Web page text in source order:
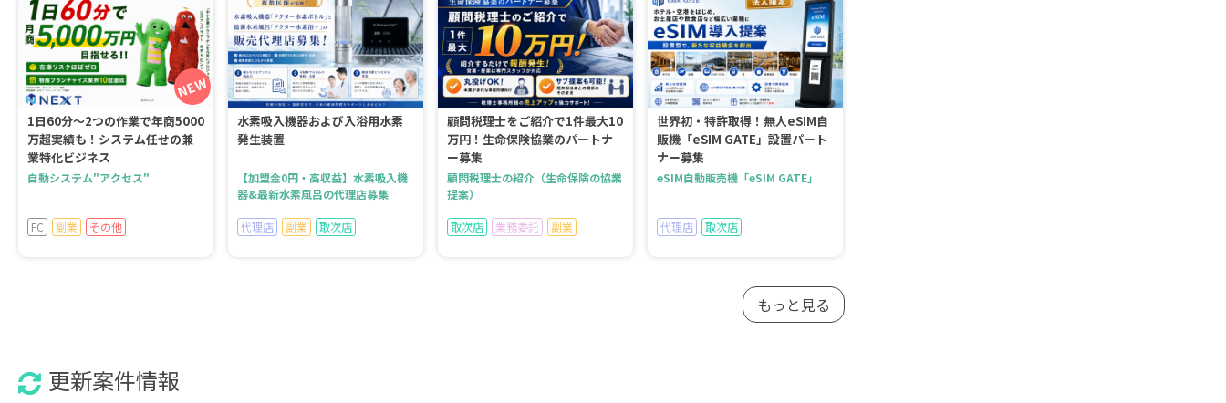
1日60分～2つの作業で年商5000
万超実績も！システム任せの兼
業特化ビジネス
自動システム"アクセス"
FC 副業 その他
水素吸入機器および入浴用水素
発生装置
【加盟金0円・高収益】水素吸入機
器&最新水素風呂の代理店募集
代理店 副業 取次店
顧問税理士をご紹介で1件最大10
万円！生命保険協業のパートナ
ー募集
顧問税理士の紹介（生命保険の協業
提案）
取次店 業務委託 副業
世界初・特許取得！無人eSIM自
販機「eSIM GATE」設置パート
ナー募集
eSIM自動販売機「eSIM GATE」
代理店 取次店
もっと見る
更新案件情報